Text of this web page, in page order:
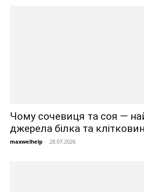
Чому сочевиця та соя —
джерела білка та
maxwelhelp - 28.07.2026